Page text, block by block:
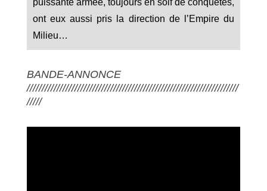
puissante armée, toujours en soif de conquêtes,
ont eux aussi pris la direction de l’Empire du
Milieu…
BANDE-ANNONCE
///////////////////////////////////////////////////////////////////////
/////